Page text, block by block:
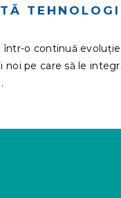
într-o continuă
noi pe care să le